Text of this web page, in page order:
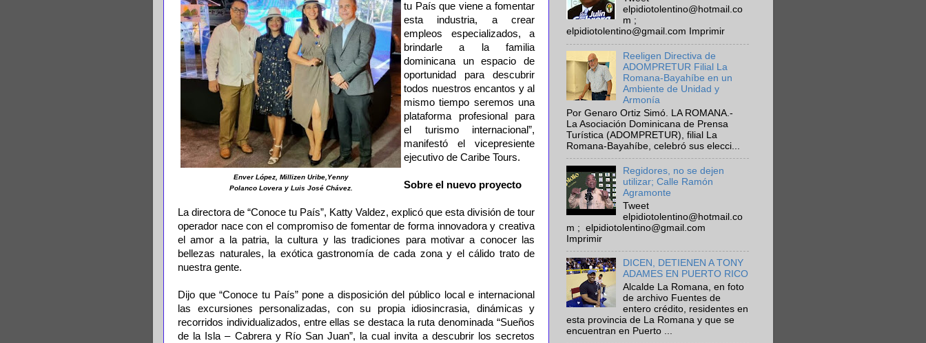
Enver López, Millizen Uribe,Yenny
Polanco Lovera y Luis José Chávez.
tu País que viene a fomentar
esta industria, a crear
empleos especializados, a
brindarle a la familia
dominicana un espacio de
oportunidad para descubrir
todos nuestros encantos y al
mismo tiempo seremos una
plataforma profesional para
el turismo internacional”,
manifestó el vicepresiente
ejecutivo de Caribe Tours.
Sobre el nuevo proyecto
La directora de “Conoce tu País”, Katty Valdez, explicó que esta división de tour
operador nace con el compromiso de fomentar de forma innovadora y creativa
el amor a la patria, la cultura y las tradiciones para motivar a conocer las
bellezas naturales, la exótica gastronomía de cada zona y el cálido trato de
nuestra gente.
Dijo que “Conoce tu País” pone a disposición del público local e internacional
las excursiones personalizadas, con su propia idiosincrasia, dinámicas y
recorridos individualizados, entre ellas se destaca la ruta denominada “Sueños
de la Isla – Cabrera y Río San Juan”, la cual invita a descubrir los secretos
elpidiotolentino@hotmail.co
m ;
elpidiotolentino@gmail.com Imprimir
Reeligen Directiva de
ADOMPRETUR Filial La
Romana-Bayahíbe en un
Ambiente de Unidad y
Armonía
Por Genaro Ortiz Simó. LA ROMANA.-
La Asociación Dominicana de Prensa
Turística (ADOMPRETUR), filial La
Romana-Bayahíbe, celebró sus elecci...
Regidores, no se dejen
utilizar; Calle Ramón
Agramonte
Tweet
elpidiotolentino@hotmail.co
m ; elpidiotolentino@gmail.com
Imprimir
DICEN, DETIENEN A TONY
ADAMES EN PUERTO RICO
Alcalde La Romana, en foto
de archivo Fuentes de
entero crédito, residentes en
esta provincia de La Romana y que se
encuentran en Puerto ...